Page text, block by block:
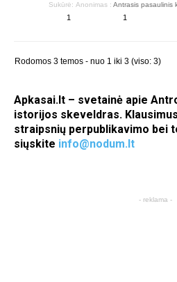
Sukūrė: Anonimas : Antrasis pasaulinis
1 1
Rodomos 3 temos - nuo 1 iki 3 (viso: 3)
Apkasai.lt – svetainė apie
istorijos skeveldras.
straipsnių perpublikavimo bei
siųskite info@nodum.lt
- reklama -